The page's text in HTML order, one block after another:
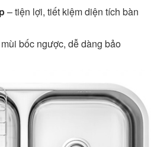
– tiện lợi, tiết kiệm diện tích bàn
bốc ngược, dễ dàng bảo